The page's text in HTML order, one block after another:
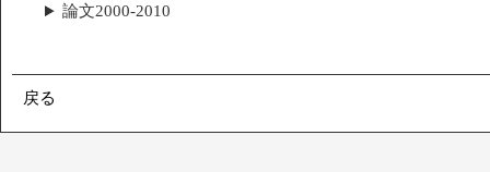
論文2000-2010
戻る